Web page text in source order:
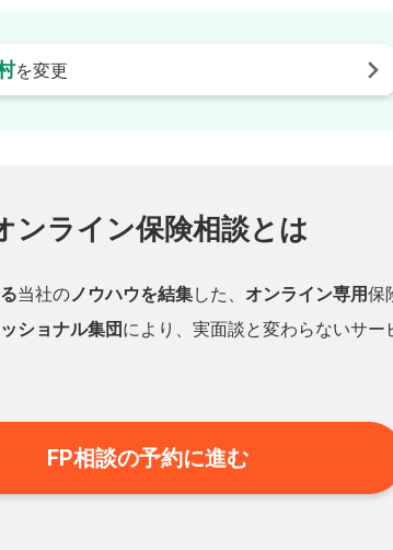
を変更
ンライン保険相談とは
当社のノウハウを結集した、 オンライン専用保
ショナル集団 により、実面談と変わらないサー
FP相談の予約に進む